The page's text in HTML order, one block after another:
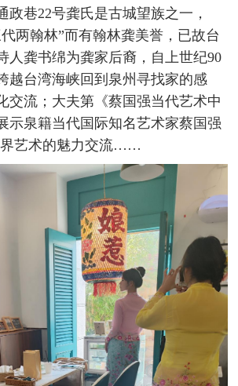
政巷22号龚氏是古城望族之一，
两翰林”而有翰林龚美誉，已故台
人龚书绵为龚家后裔，自上世纪90
越台湾海峡回到泉州寻找家的感
交流；大夫第《蔡国强当代艺术中
示泉籍当代国际知名艺术家蔡国强
界艺术的魅力交流……